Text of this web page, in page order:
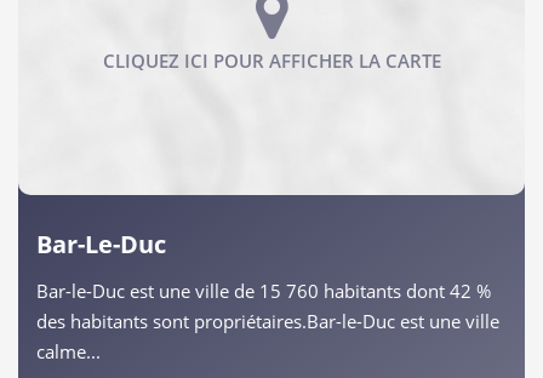
Bar-Le-Duc
Bar-le-Duc est une ville de 15 760 habitants dont 42 %
des habitants sont propriétaires.Bar-le-Duc est une ville
calme...